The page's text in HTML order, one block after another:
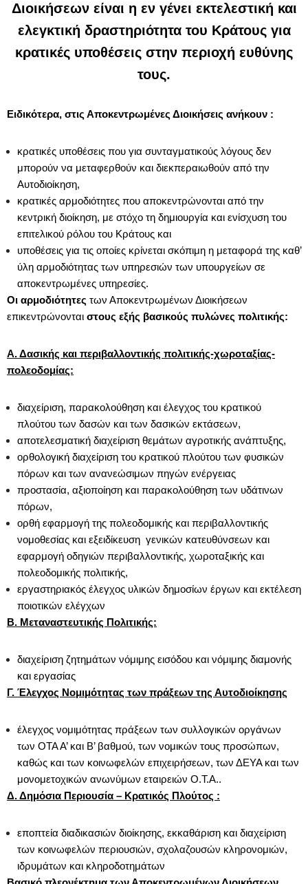
Διοικήσεων είναι η εν γένει εκτελεστική και
ελεγκτική δραστηριότητα του Κράτους για
κρατικές υποθέσεις στην περιοχή ευθύνης
τους.
Ειδικότερα, στις Αποκεντρωμένες Διοικήσεις ανήκουν :
κρατικές υποθέσεις που για συνταγματικούς λόγους δεν
μπορούν να μεταφερθούν και διεκπεραιωθούν από την
Αυτοδιοίκηση,
κρατικές αρμοδιότητες που αποκεντρώνονται από την
κεντρική διοίκηση, με στόχο τη δημιουργία και ενίσχυση του
επιτελικού ρόλου του Κράτους και
υποθέσεις για τις οποίες κρίνεται σκόπιμη η μεταφορά της καθ’
ύλη αρμοδιότητας των υπηρεσιών των υπουργείων σε
αποκεντρωμένες υπηρεσίες.
Οι αρμοδιότητες των Αποκεντρωμένων Διοικήσεων
επικεντρώνονται στους εξής βασικούς πυλώνες πολιτικής:
Α. Δασικής και περιβαλλοντικής πολιτικής-χωροταξίας-
πολεοδομίας:
διαχείριση, παρακολούθηση και έλεγχος του κρατικού
πλούτου των δασών και των δασικών εκτάσεων,
αποτελεσματική διαχείριση θεμάτων αγροτικής ανάπτυξης,
ορθολογική διαχείριση του κρατικού πλούτου των φυσικών
πόρων και των ανανεώσιμων πηγών ενέργειας
προστασία, αξιοποίηση και παρακολούθηση των υδάτινων
πόρων,
ορθή εφαρμογή της πολεοδομικής και περιβαλλοντικής
νομοθεσίας και εξειδίκευση γενικών κατευθύνσεων και
εφαρμογή οδηγιών περιβαλλοντικής, χωροταξικής και
πολεοδομικής πολιτικής,
εργαστηριακός έλεγχος υλικών δημοσίων έργων και εκτέλεση
ποιοτικών ελέγχων
Β. Μεταναστευτικής Πολιτικής:
διαχείριση ζητημάτων νόμιμης εισόδου και νόμιμης διαμονής
και εργασίας
Γ. Έλεγχος Νομιμότητας των πράξεων της Αυτοδιοίκησης
έλεγχος νομιμότητας πράξεων των συλλογικών οργάνων
των ΟΤΑ Α’ και Β’ βαθμού, των νομικών τους προσώπων,
καθώς και των κοινωφελών επιχειρήσεων, των ΔΕΥΑ και των
μονομετοχικών ανωνύμων εταιρειών Ο.Τ.Α..
Δ. Δημόσια Περιουσία – Κρατικός Πλούτος :
εποπτεία διαδικασιών διοίκησης, εκκαθάριση και διαχείριση
των κοινωφελών περιουσιών, σχολαζουσών κληρονομιών,
ιδρυμάτων και κληροδοτημάτων